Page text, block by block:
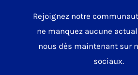
Rejoignez notre
ne manquez aucune
nous dès maintenant sur
sociaux.